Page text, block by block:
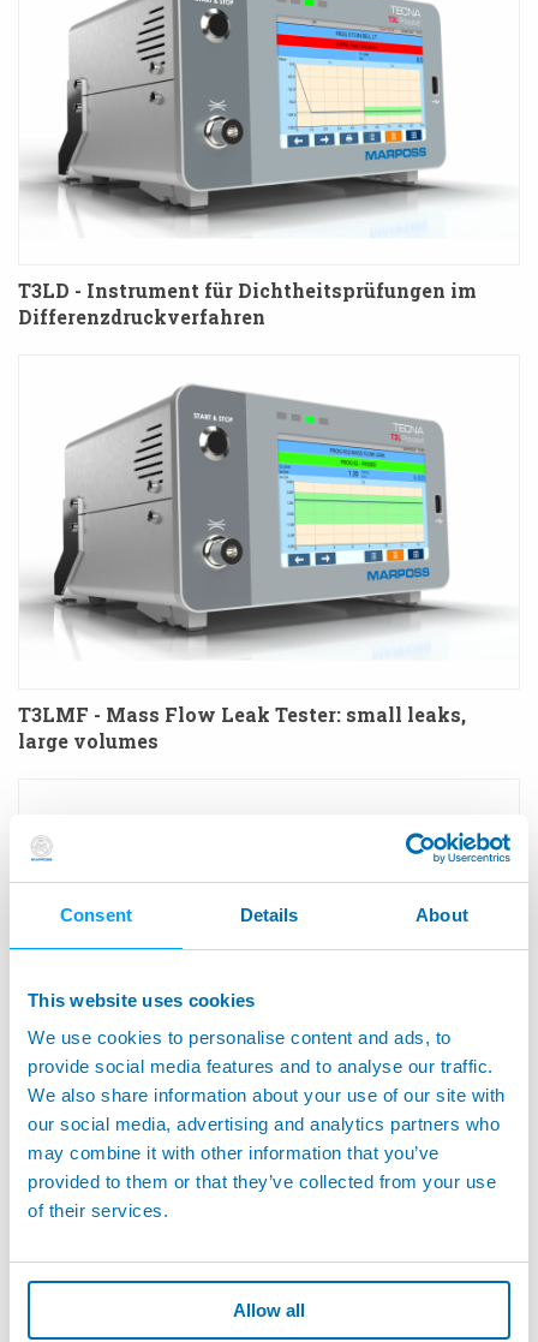
Consent Details About
This website uses cookies
We use cookies to personalise content and ads, to
provide social media features and to analyse our traffic.
We also share information about your use of our site with
our social media, advertising and analytics partners who
may combine it with other information that you’ve
provided to them or that they’ve collected from your use
of their services.
Allow all
T3LD - Instrument für Dichtheitsprüfungen im
Differenzdruckverfahren
T3LMF - Mass Flow Leak Tester: small leaks,
large volumes
T3LP - Instrument zur Dichtheitsprüfung durch
absoluten Druckabfall